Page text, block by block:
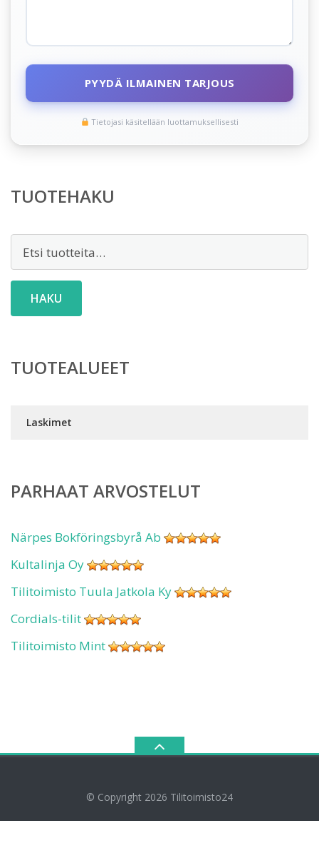
PYYDÄ ILMAINEN TARJOUS
Tietojasi käsitellään luottamuksellisesti
TUOTEHAKU
HAKU
TUOTEALUEET
Laskimet
PARHAAT ARVOSTELUT
Närpes Bokföringsbyrå Ab
Kultalinja Oy
Tilitoimisto Tuula Jatkola Ky
Cordials-tilit
Tilitoimisto Mint
© Copyright 2026 Tilitoimisto24